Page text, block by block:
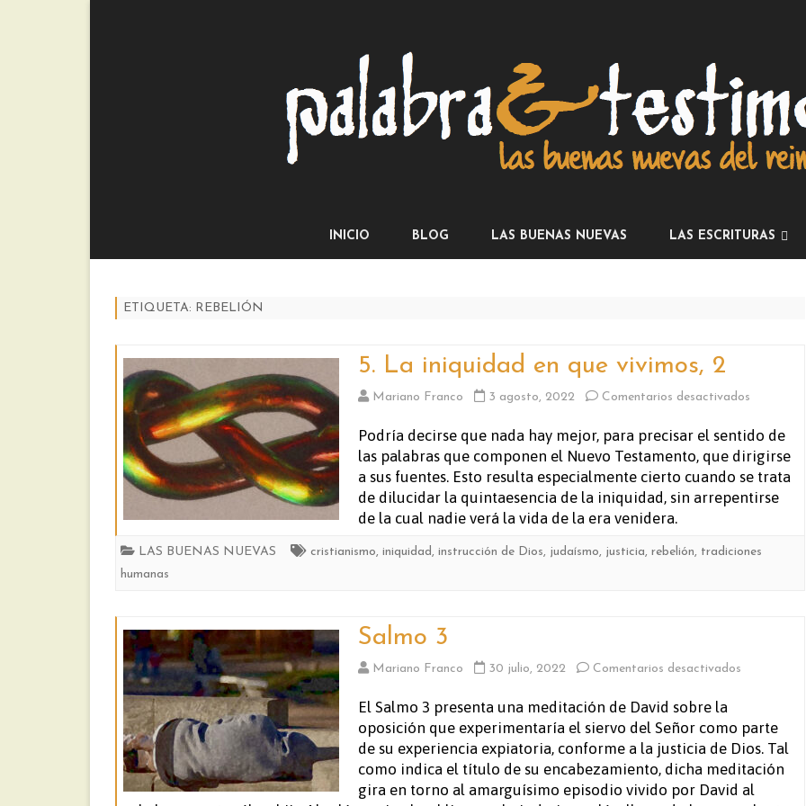
to
INICIO BLOG LAS BUENAS NUEVAS LAS ESCRITURAS
ETIQUETA: REBELIÓN
5. La iniquidad en que vivimos, 2
Mariano Franco 3 agosto, 2022 Comentarios desactivados
5.
La
iniquidad
que
Podría decirse que nada hay mejor, para precisar el sentido de
las palabras que componen el Nuevo Testamento, que dirigirse
a sus fuentes. Esto resulta especialmente cierto cuando se trata
de dilucidar la quintaesencia de la iniquidad, sin arrepentirse
de la cual nadie verá la vida de la era venidera.
LAS BUENAS NUEVAS cristianismo, iniquidad, instrucción de Dios, judaísmo, justicia, rebelión, tradiciones
humanas
Salmo 3
Mariano Franco 30 julio, 2022 Comentarios desactivados
3
El Salmo 3 presenta una meditación de David sobre la
oposición que experimentaría el siervo del Señor como parte
de su experiencia expiatoria, conforme a la justicia de Dios. Tal
como indica el título de su encabezamiento, dicha meditación
gira en torno al amarguísimo episodio vivido por David al